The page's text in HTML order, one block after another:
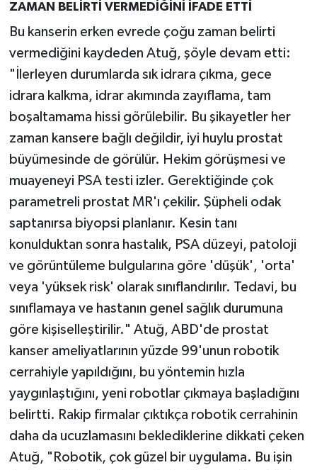
ZAMAN BELİRTİ VERMEDİĞİNİ İFADE ETTİ
Bu kanserin erken evrede çoğu zaman belirti
vermediğini kaydeden Atuğ, şöyle devam etti:
"İlerleyen durumlarda sık idrara çıkma, gece
idrara kalkma, idrar akımında zayıflama, tam
boşaltamama hissi görülebilir. Bu şikayetler her
zaman kansere bağlı değildir, iyi huylu prostat
büyümesinde de görülür. Hekim görüşmesi ve
muayeneyi PSA testi izler. Gerektiğinde çok
parametreli prostat MR'ı çekilir. Şüpheli odak
saptanırsa biyopsi planlanır. Kesin tanı
konulduktan sonra hastalık, PSA düzeyi, patoloji
ve görüntüleme bulgularına göre 'düşük', 'orta'
veya 'yüksek risk' olarak sınıflandırılır. Tedavi, bu
sınıflamaya ve hastanın genel sağlık durumuna
göre kişiselleştirilir." Atuğ, ABD'de prostat
kanser ameliyatlarının yüzde 99'unun robotik
cerrahiyle yapıldığını, bu yöntemin hızla
yaygınlaştığını, yeni robotlar çıkmaya başladığını
belirtti. Rakip firmalar çıktıkça robotik cerrahinin
daha da ucuzlamasını beklediklerine dikkati çeken
Atuğ, "Robotik, çok güzel bir uygulama. Bu işin